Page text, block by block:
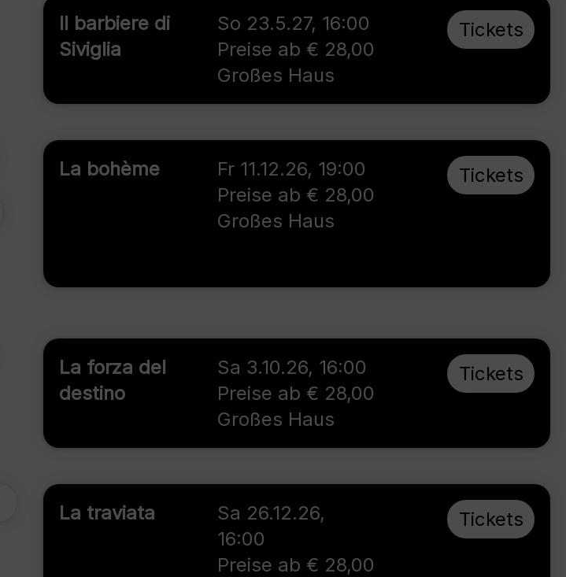
Il barbiere di
Siviglia
So 23.5.27, 16:00
Preise ab € 28,00
Großes Haus
Tickets
La bohème Fr 11.12.26, 19:00
Preise ab € 28,00
Großes Haus
Tickets
La forza del
destino
Sa 3.10.26, 16:00
Preise ab € 28,00
Großes Haus
Tickets
La traviata Sa 26.12.26,
16:00
Preise ab € 28,00
Tickets